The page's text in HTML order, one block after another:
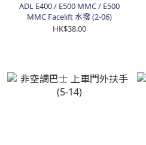
ADL E400 / E500 MMC / E500
MMC Facelift 水撥 (2-06)
HK$38.00